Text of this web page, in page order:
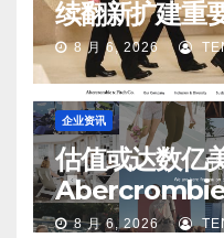
续翻新扩建重
第二、第三店
8 月 6, 2026
企业资讯
估值或达数亿
Abercrombie
中国业务部分
8 月 6, 2026